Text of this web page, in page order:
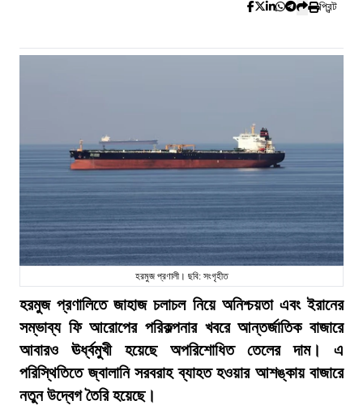
প্রিন্ট
হরমুজ প্রণালী। ছবি: সংগৃহীত
হরমুজ প্রণালিতে জাহাজ চলাচল নিয়ে অনিশ্চয়তা এবং ইরানের
সম্ভাব্য ফি আরোপের পরিকল্পনার খবরে আন্তর্জাতিক বাজারে
আবারও ঊর্ধ্বমুখী হয়েছে অপরিশোধিত তেলের দাম। এ
পরিস্থিতিতে জ্বালানি সরবরাহ ব্যাহত হওয়ার আশঙ্কায় বাজারে
নতুন উদ্বেগ তৈরি হয়েছে।